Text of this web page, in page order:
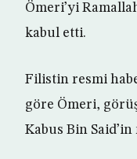
Ömeri’yi
kabul etti.
Filistin resmi
göre Ömeri,
Kabus Bin